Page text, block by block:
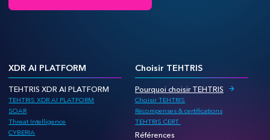
XDR AI PLATFORM
TEHTRIS XDR AI PLATFORM
TEHTRIS XDR AI PLATFORM
SOAR
Threat Intelligence
CYBERIA
Choisir TEHTRIS
Pourquoi choisir TEHTRIS
Choisir TEHTRIS
Récompenses & certifications
TEHTRIS CERT
Références